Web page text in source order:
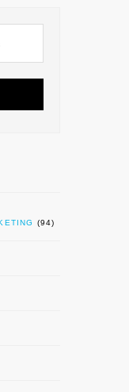
(94)